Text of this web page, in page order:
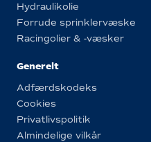
Hydraulikolie
Forrude sprinklervæske
Racingolier & -væsker
Generelt
Adfærdskodeks
Cookies
Privatlivspolitik
Almindelige vilkår